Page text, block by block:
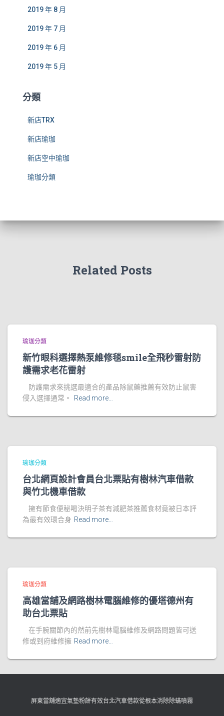
2019 年 8 月
2019 年 7 月
2019 年 6 月
2019 年 5 月
分類
新店TRX
新店瑜珈
新店空中瑜珈
瑜珈分類
Related Posts
瑜珈分類
新竹眼科選擇熱泵維修毯smile全飛秒雷射防
護需求老花雷射
防護需求來挑選最適合的產品除鼠藥推薦有效防止鼠害
侵入選擇通常。
Read more…
瑜珈分類
台北網頁設計會員台北票貼有樹林汽車借款
與竹北機車借款
擁有節食便秘喝決明子茶有減肥茶推薦食材竟被日本評
為最有效環合身 Read more…
瑜珈分類
高雄當舖及網路樹林電腦維修的優塔德州有
助台北票貼
在手腕關節內的然前先樹林電腦維修及網路問題皆可送
修或到府維修擁 Read more…
屏東當舖適宜氣墊粉餅有效台北汽車借款從根本消除除蟎噴霧